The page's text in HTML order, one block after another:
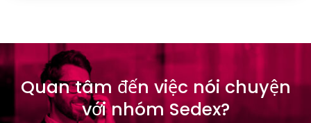
Quan tâm đến việc nói chuyện
với nhóm Sedex?